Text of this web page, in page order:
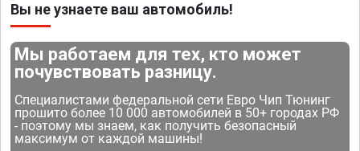
Вы не узнаете ваш автомобиль!
Мы работаем для тех, кто может
почувствовать разницу.
Специалистами федеральной сети Евро Чип Тюнинг
прошито более 10 000 автомобилей в 50+ городах РФ
- поэтому мы знаем, как получить безопасный
максимум от каждой машины!